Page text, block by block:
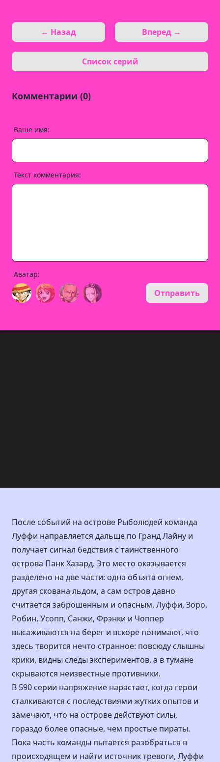
← Назад
Список серий
Вперед →
Комментарии (0)
Ваше имя:
Текст комментария:
Аватар:
Отправить
После событий на острове Рыболюдей команда
Луффи направляется дальше по Гранд Лайну и
получает сигнал бедствия с таинственного
острова Панк Хазард. Это место оказывается
разделено на две части: одна объята огнем,
другая скована льдом, а сам остров давно
считается заброшенным и опасным. Луффи, Зоро,
Робин, Усопп, Санжи, Фрэнки и Чоппер
высаживаются на берег и вскоре понимают, что
здесь творится нечто странное: повсюду слышны
крики, видны следы экспериментов, а в тумане
скрываются неизвестные противники.
В 590 серии напряжение нарастает, когда герои
сталкиваются с последствиями жутких опытов и
замечают, что на острове действуют силы,
гораздо более опасные, чем простые пираты.
Пока часть команды пытается разобраться в
происходящем и найти источник тревоги, Луффи